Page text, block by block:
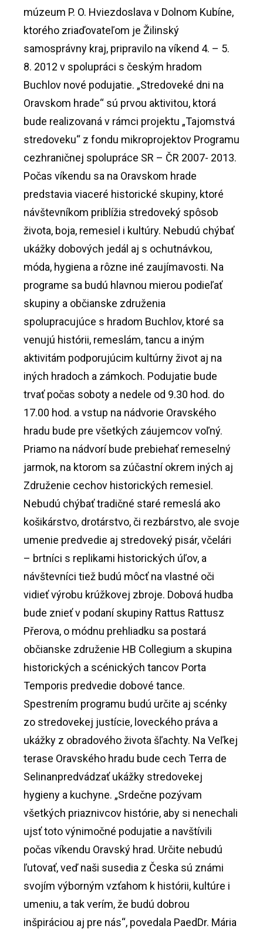
múzeum P. O. Hviezdoslava v Dolnom Kubíne,
ktorého zriaďovateľom je Žilinský
samosprávny kraj, pripravilo na víkend 4. – 5.
8. 2012 v spolupráci s českým hradom
Buchlov nové podujatie. „Stredoveké dni na
Oravskom hrade“ sú prvou aktivitou, ktorá
bude realizovaná v rámci projektu „Tajomstvá
stredoveku“ z fondu mikroprojektov Programu
cezhraničnej spolupráce SR – ČR 2007- 2013.
Počas víkendu sa na Oravskom hrade
predstavia viaceré historické skupiny, ktoré
návštevníkom priblížia stredoveký spôsob
života, boja, remesiel i kultúry. Nebudú chýbať
ukážky dobových jedál aj s ochutnávkou,
móda, hygiena a rôzne iné zaujímavosti. Na
programe sa budú hlavnou mierou podieľať
skupiny a občianske združenia
spolupracujúce s hradom Buchlov, ktoré sa
venujú histórii, remeslám, tancu a iným
aktivitám podporujúcim kultúrny život aj na
iných hradoch a zámkoch. Podujatie bude
trvať počas soboty a nedele od 9.30 hod. do
17.00 hod. a vstup na nádvorie Oravského
hradu bude pre všetkých záujemcov voľný.
Priamo na nádvorí bude prebiehať remeselný
jarmok, na ktorom sa zúčastní okrem iných aj
Združenie cechov historických remesiel.
Nebudú chýbať tradičné staré remeslá ako
košikárstvo, drotárstvo, či rezbárstvo, ale svoje
umenie predvedie aj stredoveký pisár, včelári
– brtníci s replikami historických úľov, a
návštevníci tiež budú môcť na vlastné oči
vidieť výrobu krúžkovej zbroje. Dobová hudba
bude znieť v podaní skupiny Rattus Rattusz
Přerova, o módnu prehliadku sa postará
občianske združenie HB Collegium a skupina
historických a scénických tancov Porta
Temporis predvedie dobové tance.
Spestrením programu budú určite aj scénky
zo stredovekej justície, loveckého práva a
ukážky z obradového života šľachty. Na Veľkej
terase Oravského hradu bude cech Terra de
Selinanpredvádzať ukážky stredovekej
hygieny a kuchyne. „Srdečne pozývam
všetkých priaznivcov histórie, aby si nenechali
ujsť toto výnimočné podujatie a navštívili
počas víkendu Oravský hrad. Určite nebudú
ľutovať, veď naši susedia z Česka sú známi
svojím výborným vzťahom k histórii, kultúre i
umeniu, a tak verím, že budú dobrou
inšpiráciou aj pre nás“, povedala PaedDr. Mária